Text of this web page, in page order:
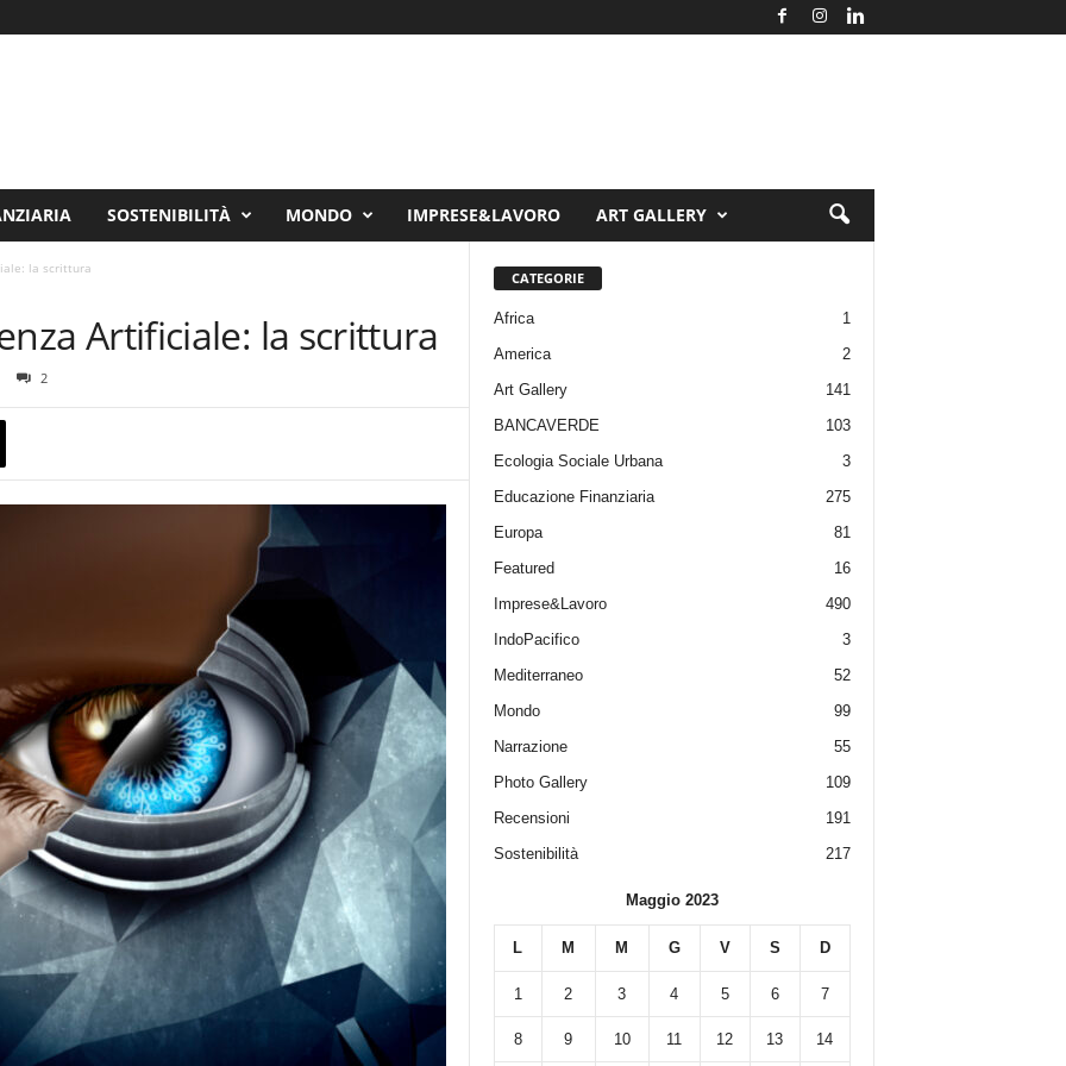
SOSTENIBILITÀ MONDO IMPRESE&LAVORO ART GALLERY
la scrittura
Artificiale: la scrittura
2
CATEGORIE
Africa
1
America
2
Art Gallery
141
BANCAVERDE
103
Ecologia Sociale Urbana
3
Educazione Finanziaria
275
Europa
81
Featured
16
Imprese&Lavoro
490
IndoPacifico
3
Mediterraneo
52
Mondo
99
Narrazione
55
Photo Gallery
109
Recensioni
191
Sostenibilità
217
Maggio 2023
L M M G V S D
1 2 3 4 5 6 7
8 9 10 11 12 13 14